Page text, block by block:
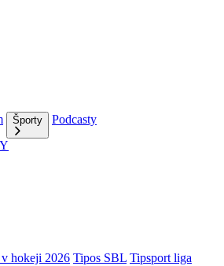
Športy
Podcasty
hokeji 2026 Tipos SBL Tipsport liga